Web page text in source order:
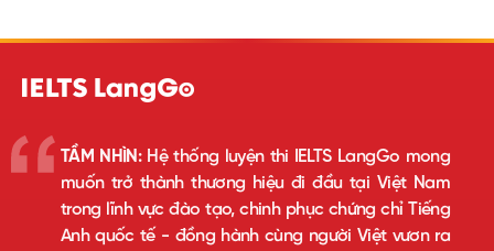
TẦM NHÌN:Hệ thống luyện thi IELTS LangGo mong
muốn trở thành thương hiệu đi đầu tại Việt Nam
trong lĩnh vực đào tạo, chinh phục chứng chỉ Tiếng
Anh quốc tế - đồng hành cùng người Việt vươn ra